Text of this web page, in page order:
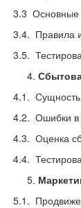
3.3 Основные
3.4. Правила
3.5.
4.1. Сущность
4.2. Ошибки в
4.3. Оценка
4.4.
5.1.